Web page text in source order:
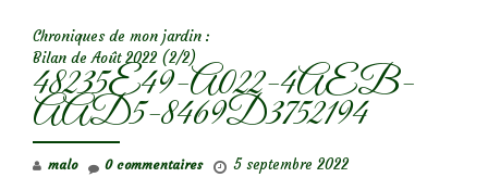
Chroniques de mon jardin :
Bilan de Août 2022 (2/2)
48235E49-A022-4AEB-
AAD5-8469D3752194
malo 5 septembre 2022
0 commentaires